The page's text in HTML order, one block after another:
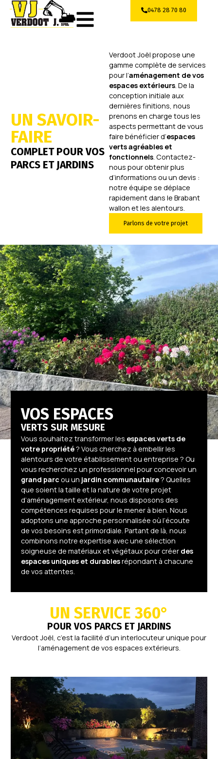
0478 28 70 80
UN SAVOIR-
FAIRE
COMPLET POUR VOS
PARCS ET JARDINS
Verdoot Joël propose une
gamme complète de services
pour l’aménagement de vos
espaces extérieurs. De la
conception initiale aux
dernières finitions, nous
prenons en charge tous les
aspects permettant de vous
faire bénéficier d’espaces
verts agréables et
fonctionnels. Contactez-
nous pour obtenir plus
d’informations ou un devis :
notre équipe se déplace
rapidement dans le Brabant
wallon et les alentours.
Parlons de votre projet
VOS ESPACES
VERTS SUR MESURE
Vous souhaitez transformer les espaces verts de
votre propriété? Vous cherchez à embellir les
alentours de votre établissement ou entreprise ? Ou
vous recherchez un professionnel pour concevoir un
grand parc ou un jardin communautaire? Quelles
que soient la taille et la nature de votre projet
d’aménagement extérieur, nous disposons des
compétences requises pour le mener à bien. Nous
adoptons une approche personnalisée où l’écoute
de vos besoins est primordiale. Partant de là, nous
combinons notre expertise avec une sélection
soigneuse de matériaux et végétaux pour créer des
espaces uniques et durablesrépondant à chacune
de vos attentes.
UN SERVICE 360°
POUR VOS PARCS ET JARDINS
Verdoot Joël, c’est la facilité d’un interlocuteur unique pour
l’aménagement de vos espaces extérieurs.